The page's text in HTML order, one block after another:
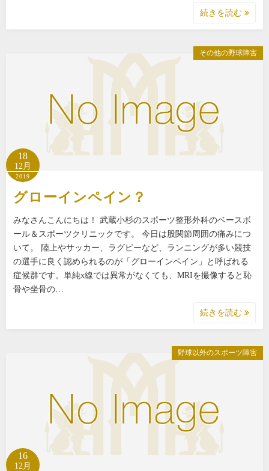
続きを読む
その他の野球障害
18
12月
2019
グローインペイン？
みなさんこんにちは！ 武蔵小杉のスポーツ整形外科のベースボ
ール＆スポーツクリニックです。 今日は股関節周囲の痛みにつ
いて。 陸上やサッカー、ラグビーなど、ランニングが多い競技
の選手に良く認められるのが「グローインペイン」と呼ばれる
症候群です。単純x線では異常がなくても、MRIを撮像すると恥
骨や坐骨の…
続きを読む
野球以外のスポーツ障害
16
12月